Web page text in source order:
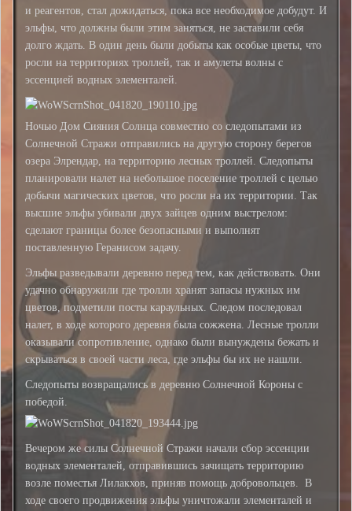
и реагентов, стал дожидаться, пока все необходимое добудут. И
эльфы, что должны были этим заняться, не заставили себя
долго ждать. В один день были добыты как особые цветы, что
росли на территориях троллей, так и амулеты волны с
эссенцией водных элементалей.
Ночью Дом Сияния Солнца совместно со следопытами из
Солнечной Стражи отправились на другую сторону берегов
озера Элрендар, на территорию лесных троллей. Следопыты
планировали налет на небольшое поселение троллей с целью
добычи магических цветов, что росли на их территории. Так
высшие эльфы убивали двух зайцев одним выстрелом:
сделают границы более безопасными и выполнят
поставленную Геранисом задачу.
Эльфы разведывали деревню перед тем, как действовать. Они
удачно обнаружили где тролли хранят запасы нужных им
цветов, подметили посты караульных. Следом последовал
налет, в ходе которого деревня была сожжена. Лесные тролли
оказывали сопротивление, однако были вынуждены бежать и
скрываться в своей части леса, где эльфы бы их не нашли.
Следопыты возвращались в деревню Солнечной Короны с
победой.
Вечером же силы Солнечной Стражи начали сбор эссенции
водных элементалей, отправившись зачищать территорию
возле поместья Лилакхов, приняв помощь добровольцев. В
ходе своего продвижения эльфы уничтожали элементалей и